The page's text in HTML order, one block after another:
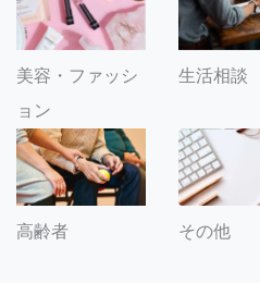
美容・ファッシ
ョン
生活相談
高齢者 その他